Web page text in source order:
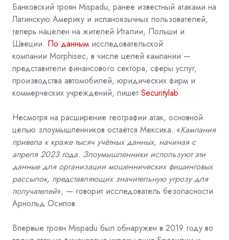
Банковский троян Mispadu, ранее известный атаками на
Латинскую Америку и испаноязычных пользователей,
теперь нацелен на жителей Италии, Польши и
Швеции. По данным исследовательской
компании Morphisec, в числе целей кампании —
представители финансового сектора, сферы услуг,
производства автомобилей, юридических фирм и
коммерческих учреждений, пишет Securitylab.
Несмотря на расширение географии атак, основной
целью злоумышленников остаётся Мексика. «Кампания
привела к краже тысяч учётных данных, начиная с
апреля 2023 года. Злоумышленники используют эти
данные для организации мошеннических фишинговых
рассылок, представляющих значительную угрозу для
получателей», — говорит исследователь безопасности
Арнольд Осипов.
Впервые троян Mispadu был обнаружен в 2019 году во